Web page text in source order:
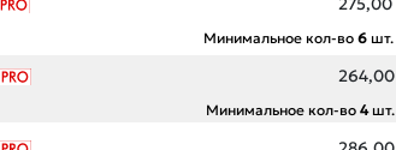
Минимальное кол-во 6 шт.
264,00
Минимальное кол-во 4шт.